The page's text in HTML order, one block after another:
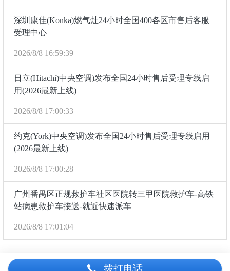
深圳康佳(Konka)燃气灶24小时全国400各区市售后客服
受理中心
2026/8/8 16:59:39
日立(Hitachi)中央空调)发布全国24小时售后受理专线启
用(2026最新上线)
2026/8/8 17:00:33
约克(York)中央空调)发布全国24小时售后受理专线启用
(2026最新上线)
2026/8/8 17:00:28
广州番禺区正规救护车社区医院转三甲医院救护车-高铁
站病患救护车接送-就近快速派车
2026/8/8 17:01:04
拨打电话